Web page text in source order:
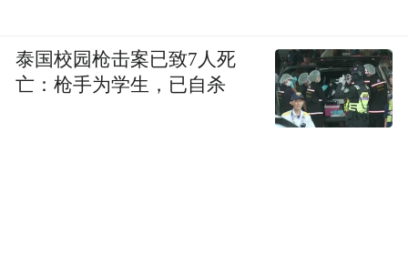
泰国校园枪击案已致7人死
亡：枪手为学生，已自杀